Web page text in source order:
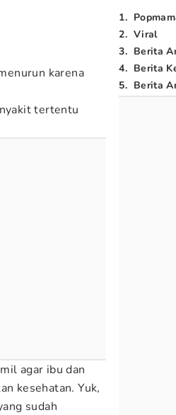
karena
tertentu
agar ibu dan
kesehatan. Yuk,
sudah
1.
2. Viral
3. Berita
4. Berita
5. Berita